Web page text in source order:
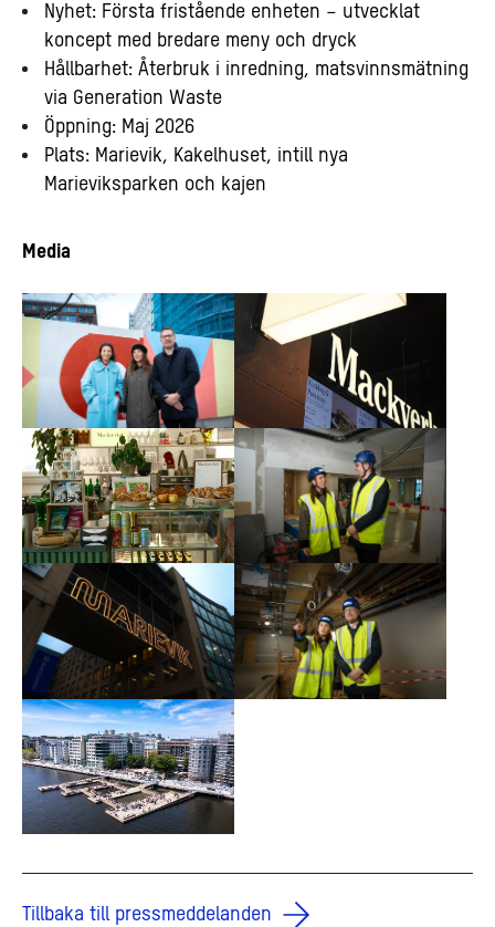
Nyhet: Första fristående enheten – utvecklat
koncept med bredare meny och dryck
Hållbarhet: Återbruk i inredning, matsvinnsmätning
via Generation Waste
Öppning: Maj 2026
Plats: Marievik, Kakelhuset, intill nya
Marieviksparken och kajen
Media
Tillbaka till pressmeddelanden